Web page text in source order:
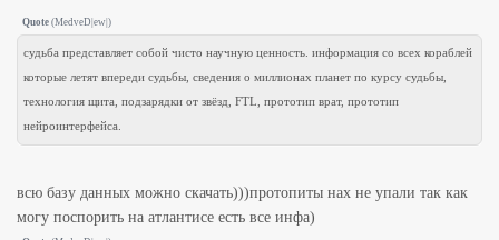
Quote (MedveD|ew| )
судьба представляет собой чисто научную ценность. информация со всех кораблей
которые летят впереди судьбы, сведения о миллионах планет по курсу судьбы,
технология щита, подзарядки от звёзд, FTL, прототип врат, прототип
нейроинтерфейса.
всю базу данных можно скачать)))протопиты нах не упали так как
могу поспорить на атлантисе есть все инфа)